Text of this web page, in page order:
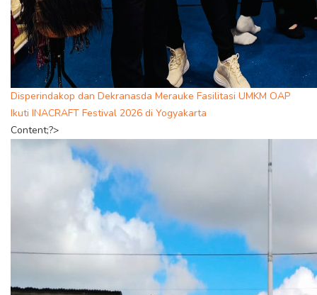
Disperindakop dan Dekranasda Merauke Fasilitasi UMKM OAP
Ikuti INACRAFT Festival 2026 di Yogyakarta
Content;?>